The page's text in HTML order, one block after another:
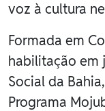
voz à cultura
Formada em
habilitação em
Social da
Programa